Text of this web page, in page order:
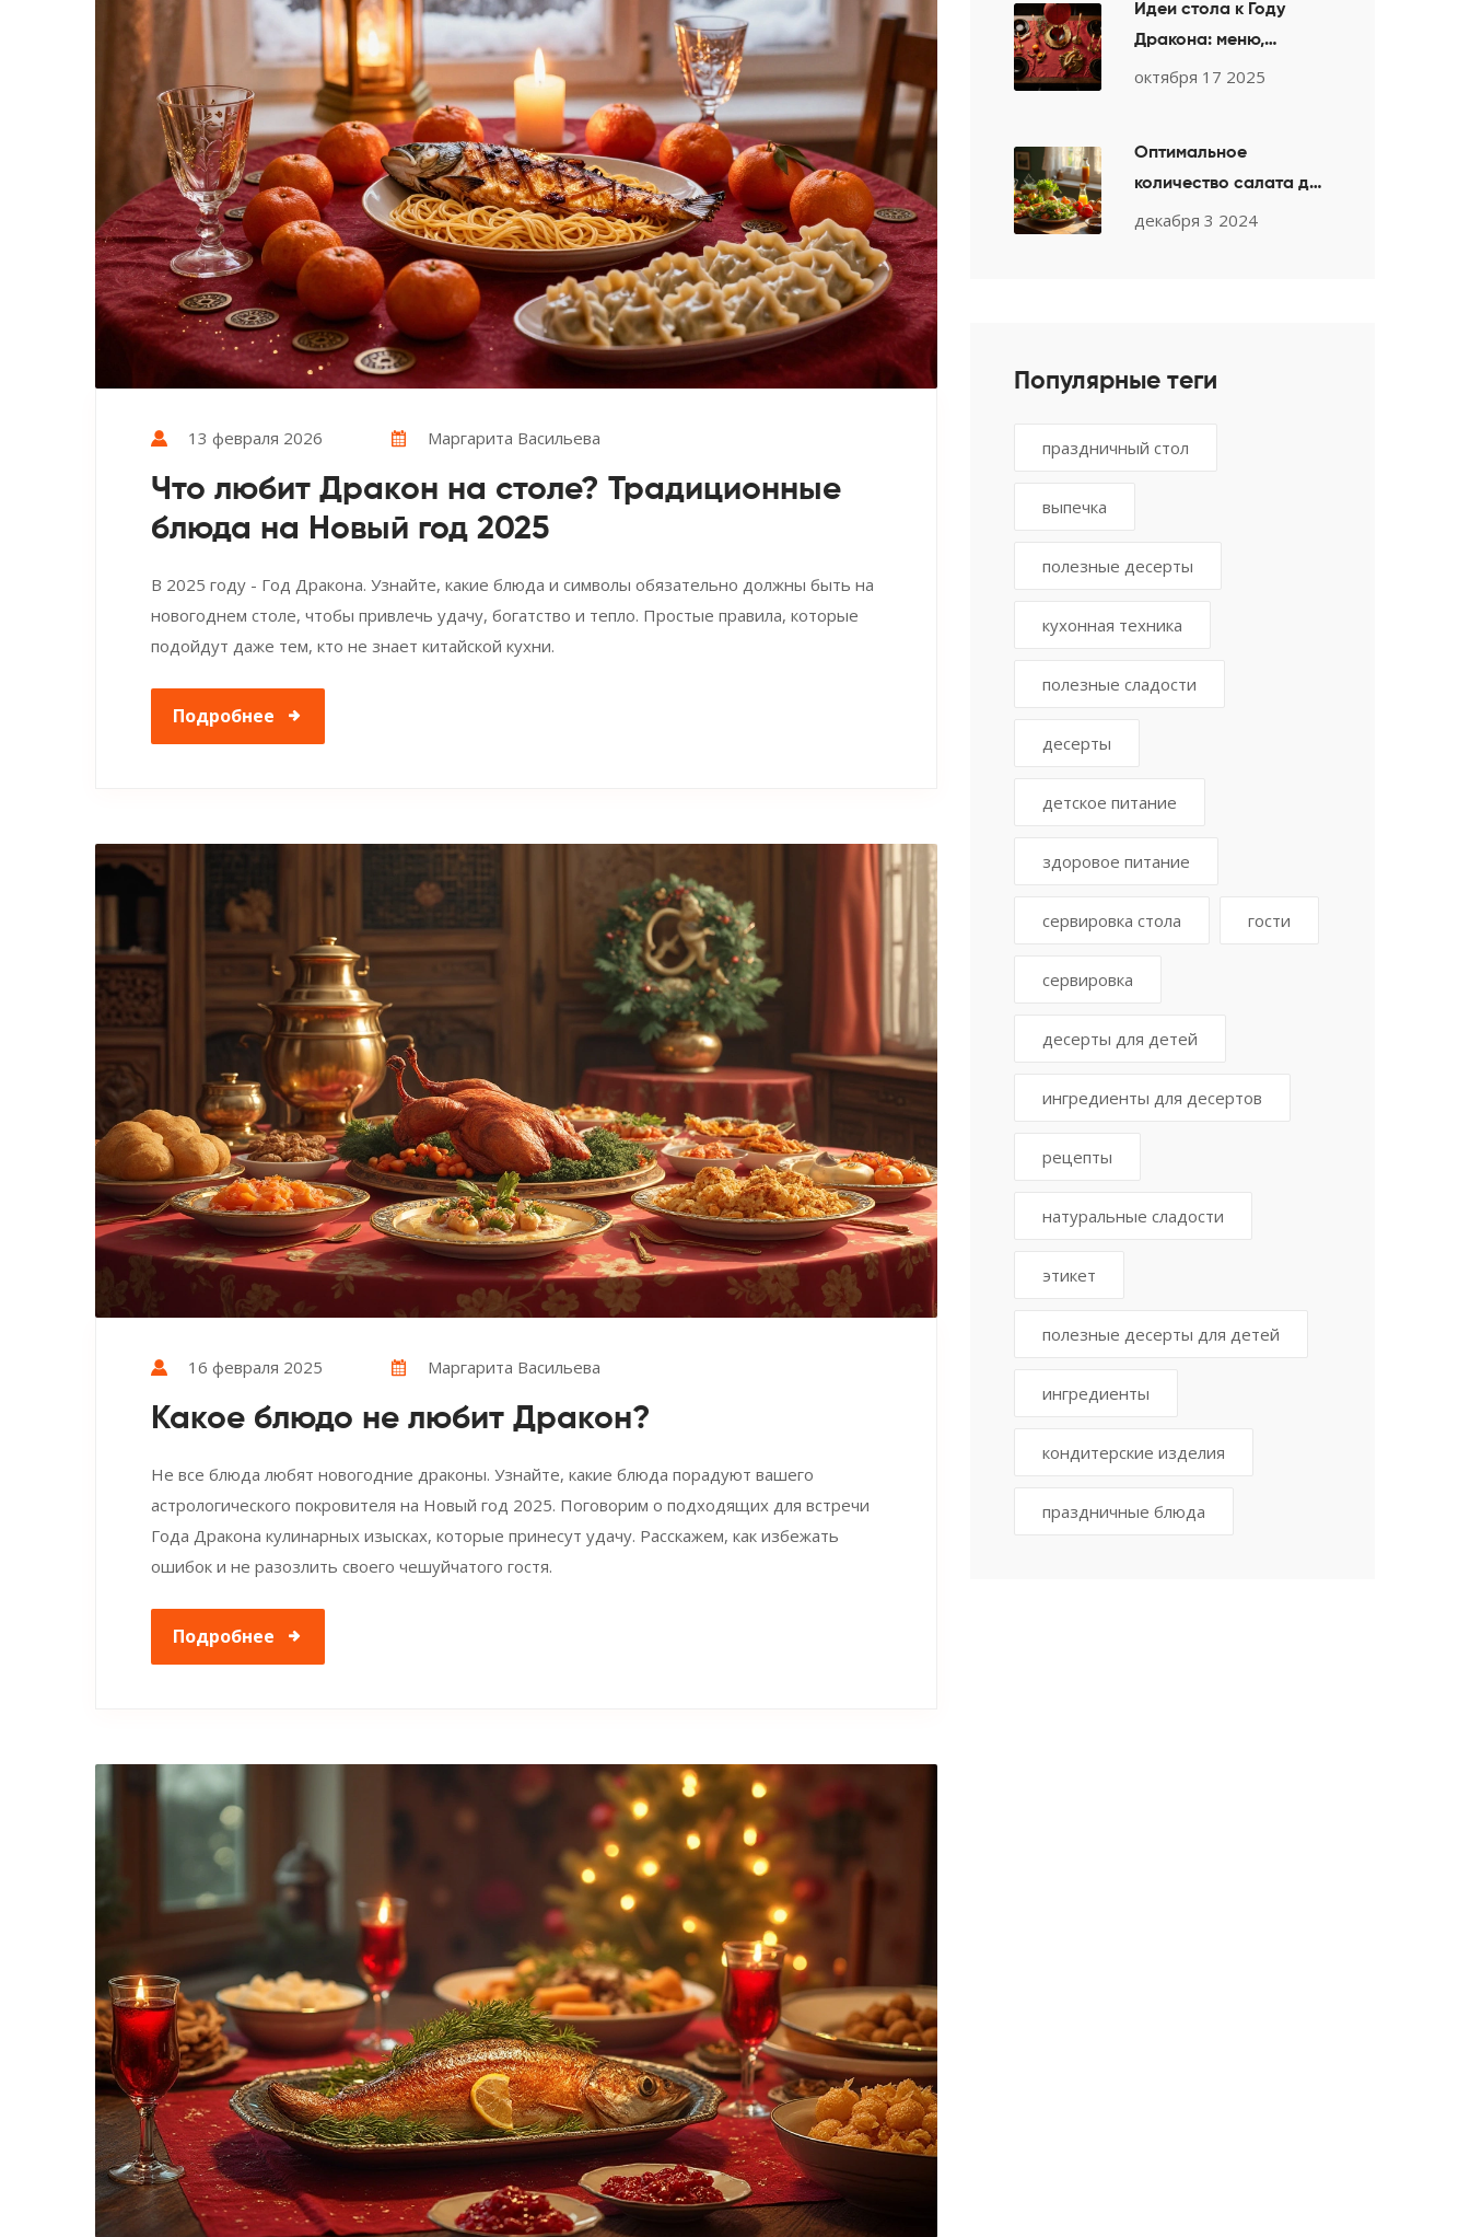
13 февраля 2026 Маргарита Васильева
Что любит Дракон на столе? Традиционные
блюда на Новый год 2025
В 2025 году - Год Дракона. Узнайте, какие блюда и символы обязательно должны быть на
новогоднем столе, чтобы привлечь удачу, богатство и тепло. Простые правила, которые
подойдут даже тем, кто не знает китайской кухни.
Подробнее
16 февраля 2025 Маргарита Васильева
Какое блюдо не любит Дракон?
Не все блюда любят новогодние драконы. Узнайте, какие блюда порадуют вашего
астрологического покровителя на Новый год 2025. Поговорим о подходящих для встречи
Года Дракона кулинарных изысках, которые принесут удачу. Расскажем, как избежать
ошибок и не разозлить своего чешуйчатого гостя.
Подробнее
Идеи стола к Году
Дракона: меню,
украшения и традиции
октября 17 2025
Оптимальное
количество салата для
30 гостей на выходные
декабря 3 2024
Популярные теги
праздничный стол
выпечка
полезные десерты
кухонная техника
полезные сладости
десерты
детское питание
здоровое питание
сервировка стола гости
сервировка
десерты для детей
ингредиенты для десертов
рецепты
натуральные сладости
этикет
полезные десерты для детей
ингредиенты
кондитерские изделия
праздничные блюда